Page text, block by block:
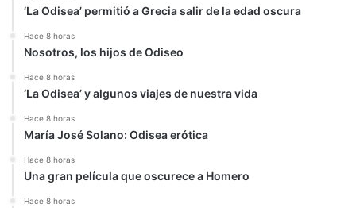
‘La Odisea’ permitió a Grecia salir de la edad oscura
Hace 8 horas
Nosotros, los hijos de Odiseo
Hace 8 horas
‘La Odisea’ y algunos viajes de nuestra vida
Hace 8 horas
María José Solano: Odisea erótica
Hace 8 horas
Una gran película que oscurece a Homero
Hace 8 horas